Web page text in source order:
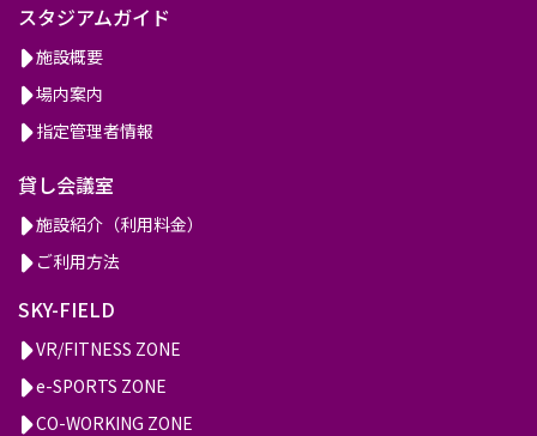
スタジアムガイド
施設概要
場内案内
指定管理者情報
貸し会議室
施設紹介（利用料金）
ご利用方法
SKY-FIELD
VR/FITNESS ZONE
e-SPORTS ZONE
CO-WORKING ZONE